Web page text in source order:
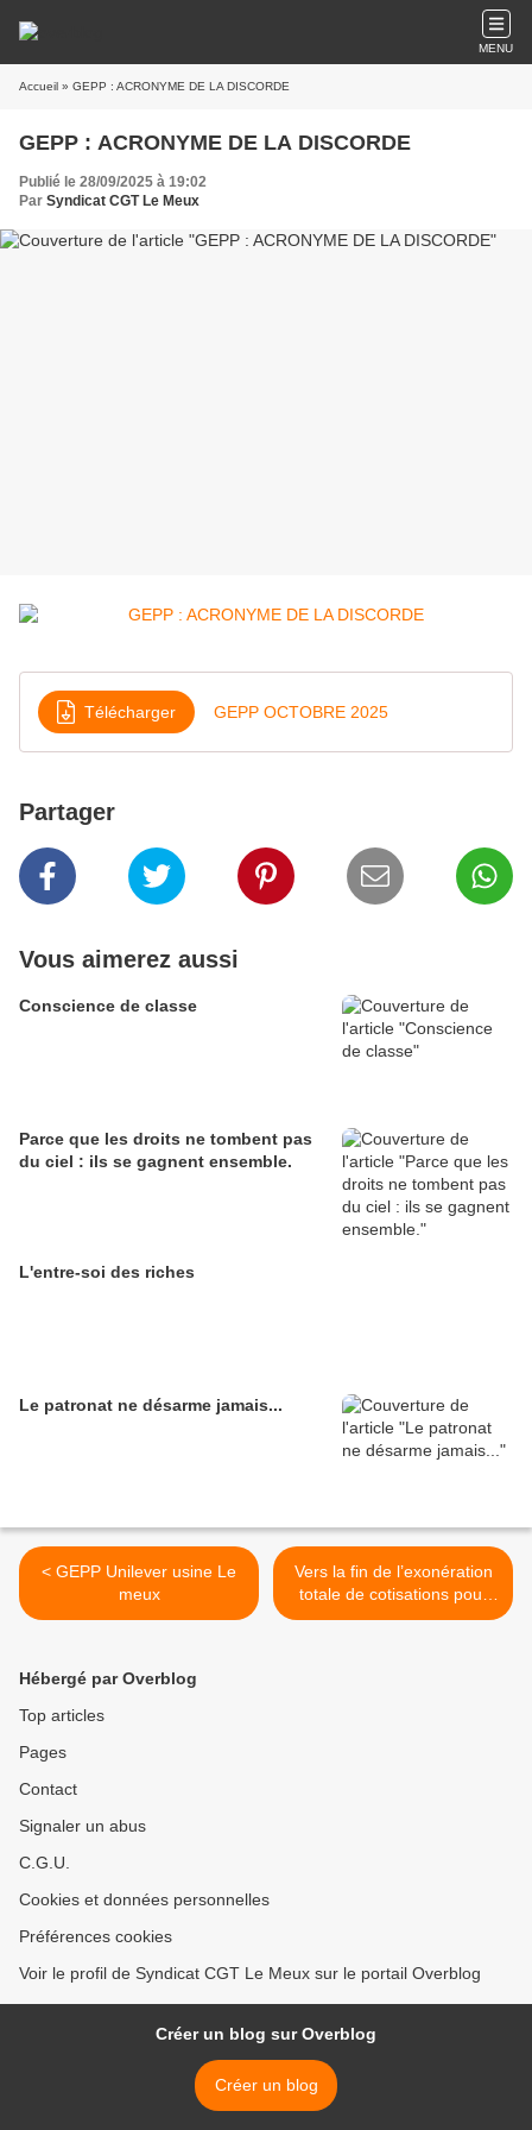
MENU
Accueil » GEPP : ACRONYME DE LA DISCORDE
GEPP : ACRONYME DE LA DISCORDE
Publié le 28/09/2025 à 19:02
Par Syndicat CGT Le Meux
Télécharger GEPP OCTOBRE 2025
Partager
Vous aimerez aussi
Conscience de classe
Parce que les droits ne tombent pas
du ciel : ils se gagnent ensemble.
L'entre-soi des riches
Le patronat ne désarme jamais...
< GEPP Unilever usine Le
meux
Vers la fin de l’exonération
totale de cotisations pour
les activités sociales et
Hébergé par Overblog
Top articles
Pages
Contact
Signaler un abus
C.G.U.
Cookies et données personnelles
Préférences cookies
Voir le profil de Syndicat CGT Le Meux sur le portail Overblog
Créer un blog sur Overblog
Créer un blog